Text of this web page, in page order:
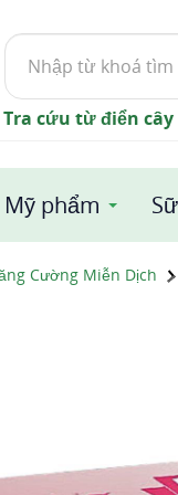
Tìm
kiếm
Tra cứu từ điển
Mỹ phẩm
Cường Miễn Dịch